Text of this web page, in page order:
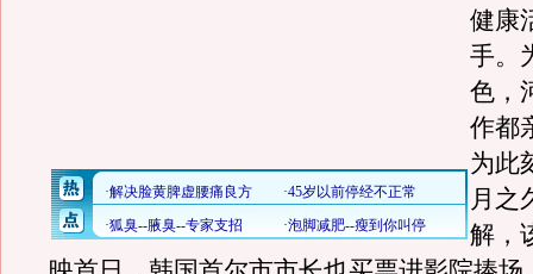
健康
手。
色，
作都
为此
月之
解，